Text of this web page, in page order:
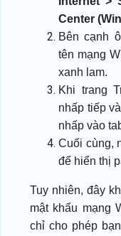
Center
Bên cạnh ô
tên mạng
xanh lam.
Khi trang
nhấp tiếp
nhấp vào
Cuối cùng,
để hiển thị
Tuy nhiên, đây
mật khẩu mạng
chỉ cho phép